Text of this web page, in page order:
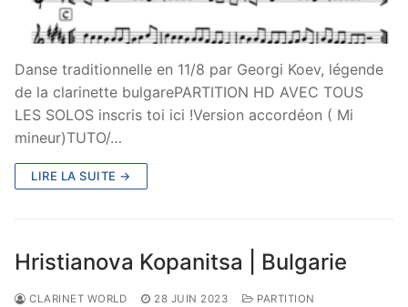
Danse traditionnelle en 11/8 par Georgi Koev, légende
de la clarinette bulgarePARTITION HD AVEC TOUS
LES SOLOS inscris toi ici !Version accordéon ( Mi
mineur)TUTO/…
LIRE LA SUITE →
Hristianova Kopanitsa | Bulgarie
CLARINET WORLD 28 JUIN 2023
PARTITION